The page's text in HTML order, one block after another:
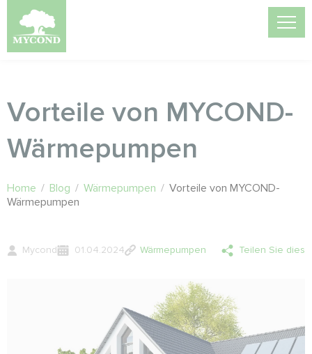
Vorteile von MYCOND-
Wärmepumpen
Home / Blog / Wärmepumpen / Vorteile von MYCOND-
Wärmepumpen
Mycond 01.04.2024 Wärmepumpen Teilen Sie dies